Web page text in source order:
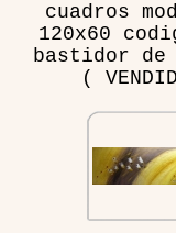
cuadros
120x60
bastidor de
(